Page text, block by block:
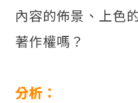
內容的佈景、上色
著作權嗎？
分析：